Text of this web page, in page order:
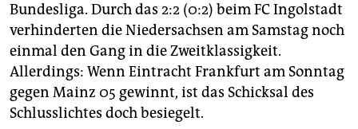
Bundesliga. Durch das 2:2 (0:2) beim FC Ingolstadt
verhinderten die Niedersachsen am Samstag noch
einmal den Gang in die Zweitklassigkeit.
Allerdings: Wenn Eintracht Frankfurt am Sonntag
gegen Mainz 05 gewinnt, ist das Schicksal des
Schlusslichtes doch besiegelt.